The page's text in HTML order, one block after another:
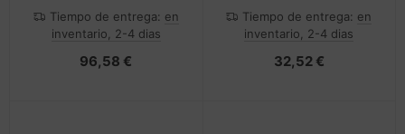
Tiempo de entrega: en
inventario, 2-4 dias
96,58 €
Alto rendimiento (XL)
Magenta claro
Tiempo de entrega: en
inventario, 2-4 dias
32,52 €